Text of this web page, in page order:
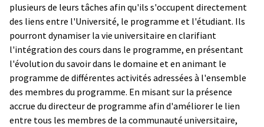
plusieurs de leurs tâches afin qu'ils s'occupent directement
des liens entre l'Université, le programme et l'étudiant. Ils
pourront dynamiser la vie universitaire en clarifiant
l'intégration des cours dans le programme, en présentant
l'évolution du savoir dans le domaine et en animant le
programme de différentes activités adressées à l'ensemble
des membres du programme. En misant sur la présence
accrue du directeur de programme afin d'améliorer le lien
entre tous les membres de la communauté universitaire,